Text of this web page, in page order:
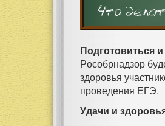
Что
Подготовиться
Рособрнадзор
здоровья
проведения ЕГЭ.
Удачи и